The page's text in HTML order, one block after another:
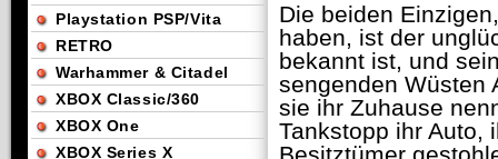
Die beiden
haben, ist der
bekannt ist, und
sengenden Wüsten
sie ihr Zuhause
Tankstopp ihr Auto,
Playstation PSP/Vita
RETRO
Warhammer & Citadel
XBOX Classic/360
XBOX One
XBOX Series X